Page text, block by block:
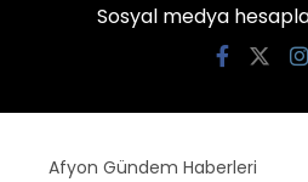
Sosyal medya
Afyon Gündem Haberleri